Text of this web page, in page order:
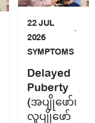
22 JUL
2026
SYMPTOMS
Delayed
Puberty
(အပျိုဖော်၊
လူပျိုဖော်